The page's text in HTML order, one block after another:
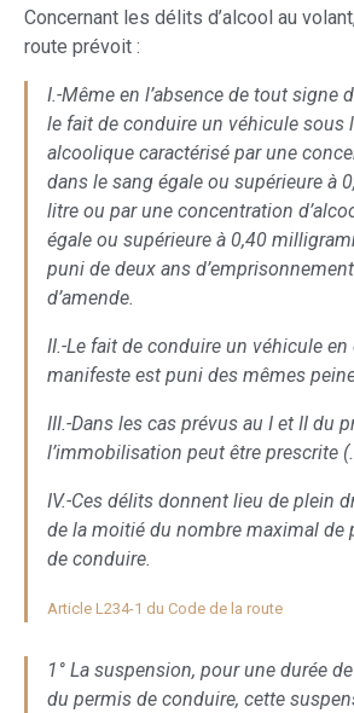
Concernant les délits d’alcool au
route prévoit :
I.-Même en l’absence de tout signe
le fait de conduire un véhicule sous
alcoolique caractérisé par une
dans le sang égale ou supérieure à
litre ou par une concentration
égale ou supérieure à 0,40
puni de deux ans
d’amende.
II.-Le fait de conduire un véhicule en
manifeste est puni des mêmes
III.-Dans les cas prévus au I et II du
l’immobilisation peut être prescrite
IV.-Ces délits donnent lieu de plein
de la moitié du nombre maximal de
de conduire.
Article L234-1 du Code de la route
1° La suspension, pour une durée
du permis de conduire, cette